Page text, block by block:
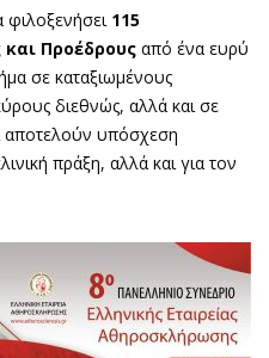
φιλοξενήσει 115
Προέδρους από ένα ευρύ
σε καταξιωμένους
διεθνώς, αλλά και σε
αποτελούν υπόσχεση
πράξη, αλλά και για τον